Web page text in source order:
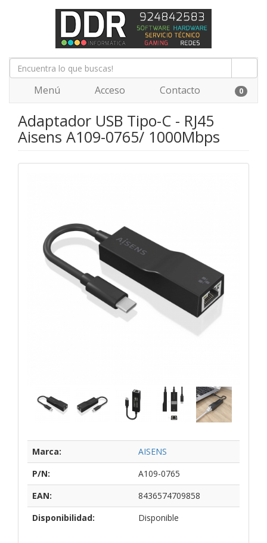
Menú Acceso Contacto 0
Adaptador USB Tipo-C - RJ45
Aisens A109-0765/ 1000Mbps
Marca:
AISENS
P/N:
A109-0765
EAN:
8436574709858
Disponibilidad:
Disponible